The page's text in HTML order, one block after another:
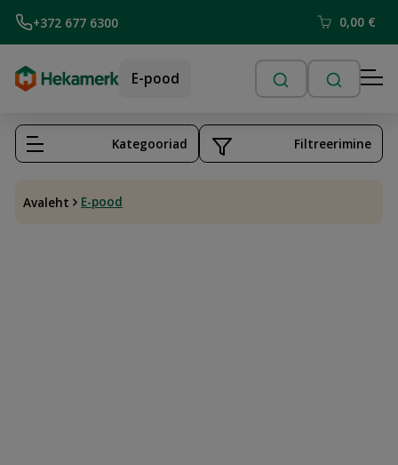
+372 677 6300 0,00 €
E-pood
Avaleht E-pood
Kategooriad Filtreerimine